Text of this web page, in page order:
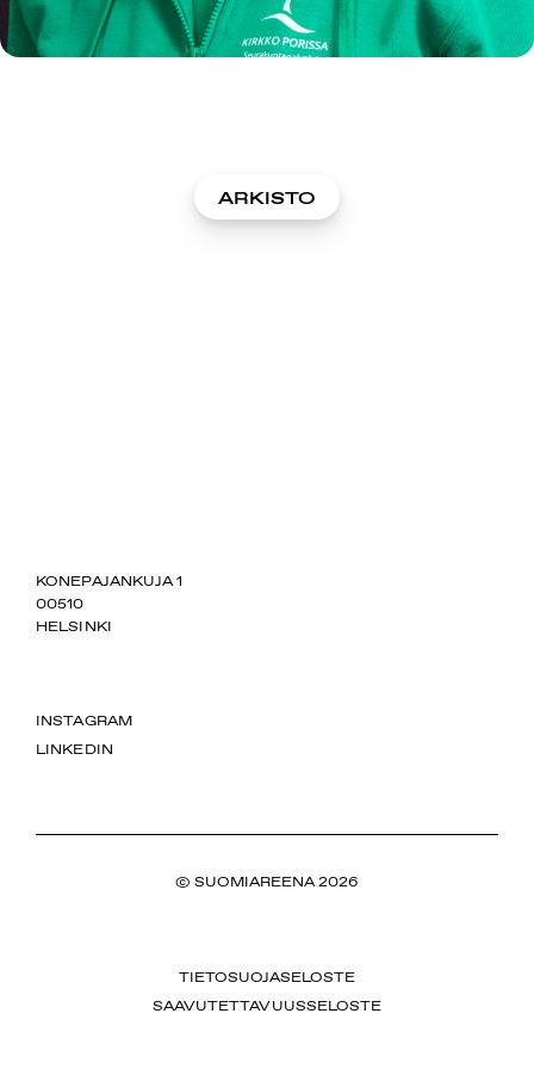
ARKISTO
SUOMIAREENA
KONEPAJANKUJA 1
00510
HELSINKI
INSTAGRAM
LINKEDIN
© SUOMIAREENA 2026
TIETOSUOJASELOSTE
SAAVUTETTAVUUSSELOSTE